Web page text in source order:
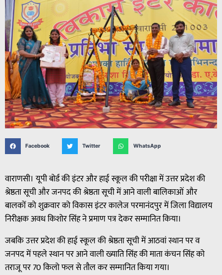
Facebook Twitter WhatsApp
वाराणसी। यूपी बोर्ड की इंटर और हाई स्कूल की परीक्षा में उत्तर प्रदेश की
श्रेष्ठता सूची और जनपद की श्रेष्ठता सूची में आने वाली बालिकाओं और
बालकों को शुक्रवार को विकास इंटर कालेज परमानंदपुर में जिला विद्यालय
निरीक्षक अवध किशोर सिंह ने प्रमाण पत्र देकर सम्मानित किया।
जबकि उत्तर प्रदेश की हाई स्कूल की श्रेष्ठता सूची में आठवां स्थान पर व
जनपद में पहले स्थान पर आने वाली ख्याति सिंह की माता कंचन सिंह को
तराजू पर 70 किलो फल से तौल कर सम्मानित किया गया।